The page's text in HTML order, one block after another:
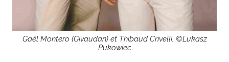
Gaël Montero (Givaudan) et Thibaud Crivelli. ©Lukasz
Pukowiec